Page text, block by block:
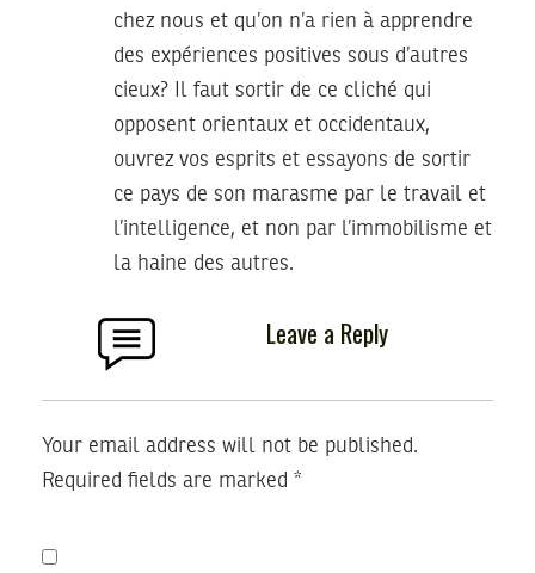
chez nous et qu’on n’a rien à apprendre
des expériences positives sous d’autres
cieux? Il faut sortir de ce cliché qui
opposent orientaux et occidentaux,
ouvrez vos esprits et essayons de sortir
ce pays de son marasme par le travail et
l’intelligence, et non par l’immobilisme et
la haine des autres.
Leave a Reply
Your email address will not be published.
Required fields are marked *